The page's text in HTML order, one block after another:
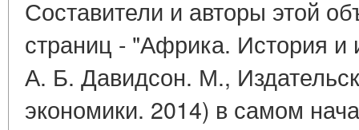
Составители и авторы этой
страниц - "Африка. История и
А. Б. Давидсон. М.,
экономики. 2014) в самом